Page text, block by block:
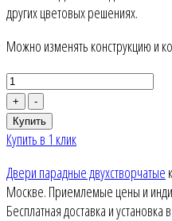
других цветовых решениях.
Можно изменять конструкцию и
+
-
Купить
Купить в 1 клик
Двери парадные двухстворчатые
Москве. Приемлемые цены и
Бесплатная доставка и